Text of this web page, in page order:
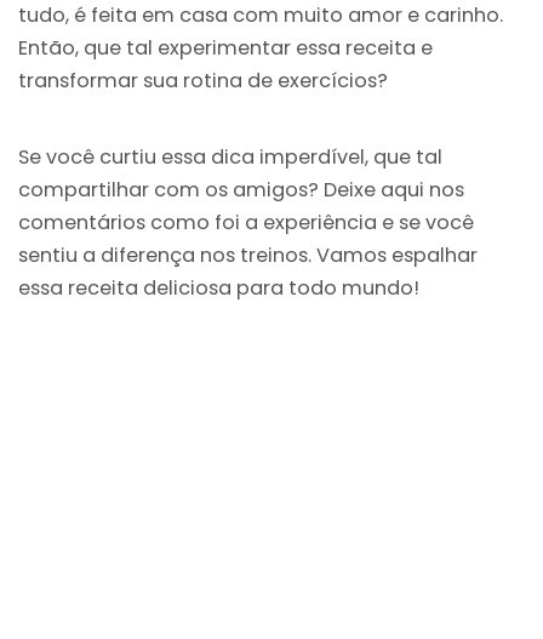
tudo, é feita em casa com muito amor e carinho.
Então, que tal experimentar essa receita e
transformar sua rotina de exercícios?
Se você curtiu essa dica imperdível, que tal
compartilhar com os amigos? Deixe aqui nos
comentários como foi a experiência e se você
sentiu a diferença nos treinos. Vamos espalhar
essa receita deliciosa para todo mundo!